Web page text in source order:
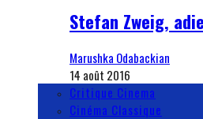
Stefan Zweig,
Marushka Odabackian
14 août 2016
Critique Cinema
Cinéma Classique